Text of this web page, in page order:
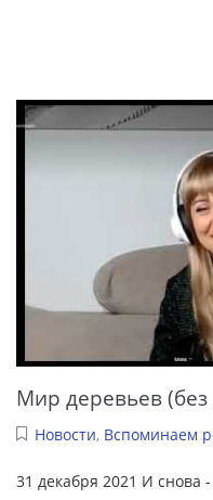
Мир деревьев (без
Новости, Вспоминаем
31 декабря 2021 И снова -